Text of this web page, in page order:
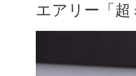
エアリー「超